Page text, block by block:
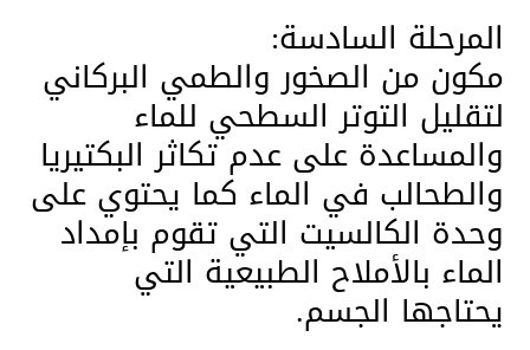
المرحلة السادسة:
مكون من الصخور والطمي البركاني
لتقليل التوتر السطحي للماء
والمساعدة على عدم تكاثر البكتيريا
والطحالب في الماء كما يحتوي على
وحدة الكالسيت التي تقوم بإمداد
الماء بالأملاح الطبيعية التي
يحتاجها الجسم.